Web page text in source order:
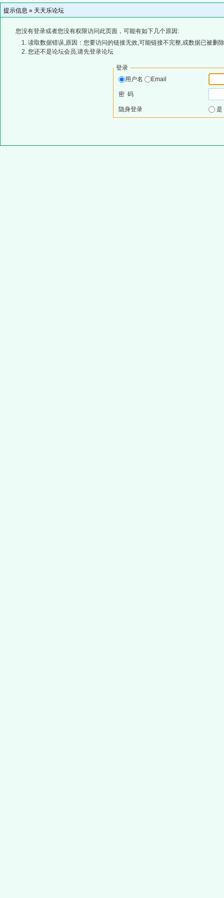
提示信息 » 天天乐论坛
您没有登录或者您没有权限访问此页面，可能有如下几个原因:
读取数据错误,原因：您要访问的链接无效,可能链接不完整,或数据已被删
您还不是论坛会员,请先登录论坛
登录
用户名
Email
密 码
隐身登录